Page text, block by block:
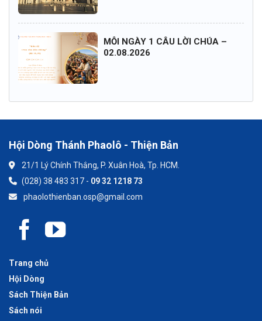
MỖI NGÀY 1 CÂU LỜI CHÚA –
02.08.2026
Hội Dòng Thánh Phaolô - Thiện Bản
21/1 Lý Chính Thắng, P. Xuân Hoà, Tp. HCM.
(028) 38 483 317 - 09 32 1218 73
phaolothienban.osp@gmail.com
Trang chủ
Hội Dòng
Sách Thiện Bản
Sách nói